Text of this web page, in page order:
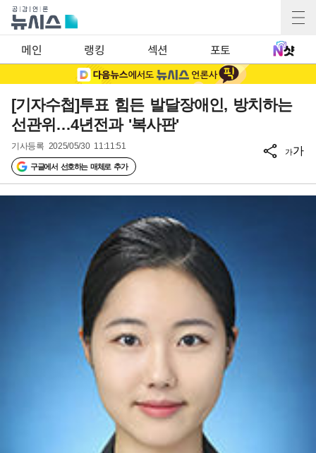
메인 랭킹 섹션 포토
[기자수첩]투표 힘든 발달장애인, 방치하는
선관위…4년전과 '복사판'
기사등록 2025/05/30 11:11:51
구글에서 선호하는 매체로 추가
가가